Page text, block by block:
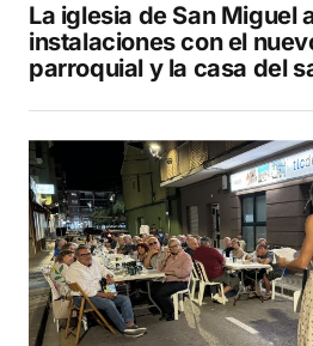
La iglesia de San Miguel
instalaciones con el
parroquial y la casa del